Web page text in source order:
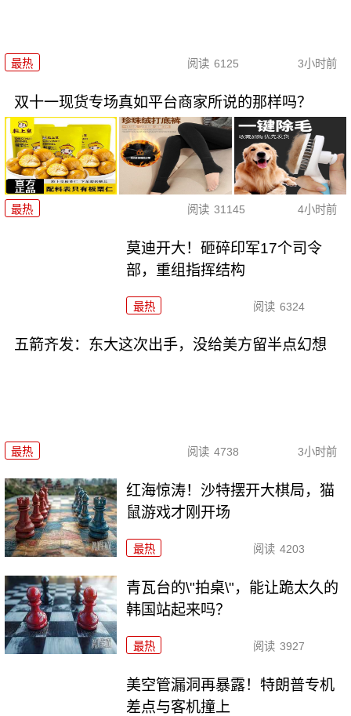
最热 阅读 6125 3小时前
双十一现货专场真如平台商家所说的那样吗？
最热 阅读 31145 4小时前
莫迪开大！砸碎印军17个司令
部，重组指挥结构
最热 阅读 6324
五箭齐发：东大这次出手，没给美方留半点幻想
最热 阅读 4738 3小时前
红海惊涛！沙特摆开大棋局，猫
鼠游戏才刚开场
最热 阅读 4203
青瓦台的\"拍桌\"，能让跪太久的
韩国站起来吗？
最热 阅读 3927
美空管漏洞再暴露！特朗普专机
差点与客机撞上